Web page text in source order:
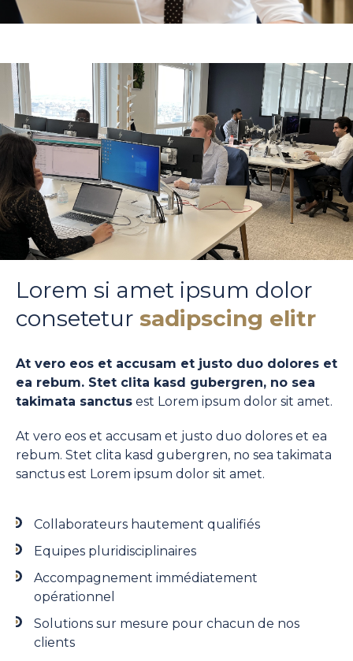
Lorem si amet ipsum dolor
consetetur sadipscing elitr
At vero eos et accusam et justo duo dolores et
ea rebum. Stet clita kasd gubergren, no sea
takimata sanctus est Lorem ipsum dolor sit amet.
At vero eos et accusam et justo duo dolores et ea
rebum. Stet clita kasd gubergren, no sea takimata
sanctus est Lorem ipsum dolor sit amet.
Collaborateurs hautement qualifiés
Equipes pluridisciplinaires
Accompagnement immédiatement
opérationnel
Solutions sur mesure pour chacun de nos
clients